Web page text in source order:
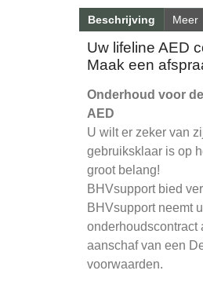
Beschrijving Meer
Uw lifeline AED
Maak een
Onderhoud voor
AED
U wilt er zeker van
gebruiksklaar is op
groot belang!
BHVsupport bied
BHVsupport neemt
onderhoudscontract
aanschaf van een
voorwaarden.